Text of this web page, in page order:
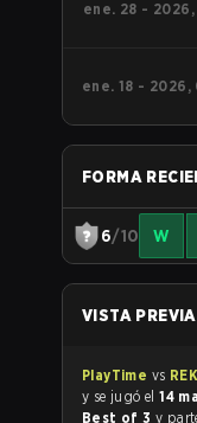
ene. 28 - 2026,
ene. 18 - 2026,
FORMA
6/10 W
VISTA
PlayTime vs
y se jugó el14
Best of 3 y